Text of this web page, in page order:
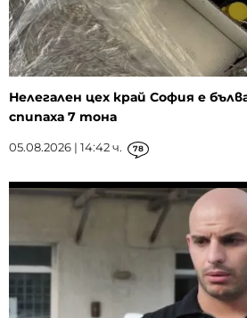
Нелегален цех край София е
спипаха 7 тона
05.08.2026 | 14:42 ч. 78